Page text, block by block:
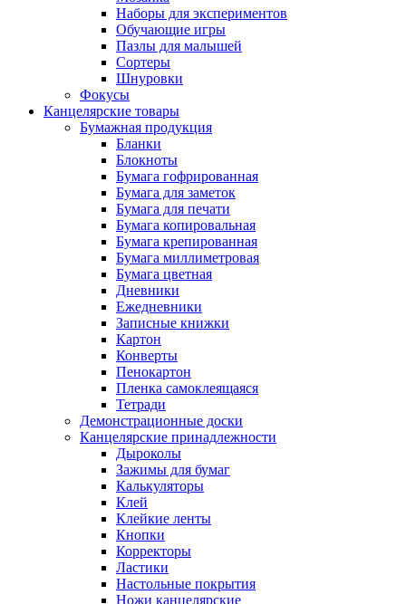
Наборы для экспериментов
Обучающие игры
Пазлы для малышей
Сортеры
Шнуровки
Фокусы
Канцелярские товары
Бумажная продукция
Бланки
Блокноты
Бумага гофрированная
Бумага для заметок
Бумага для печати
Бумага копировальная
Бумага крепированная
Бумага миллиметровая
Бумага цветная
Дневники
Ежедневники
Записные книжки
Картон
Конверты
Пенокартон
Пленка самоклеящаяся
Тетради
Демонстрационные доски
Канцелярские принадлежности
Дыроколы
Зажимы для бумаг
Калькуляторы
Клей
Клейкие ленты
Кнопки
Корректоры
Ластики
Настольные покрытия
Ножи канцелярские